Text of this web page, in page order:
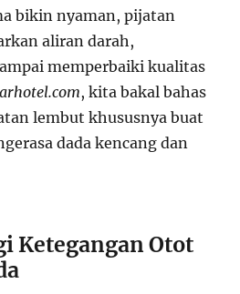
bikin nyaman, pijatan
aliran darah,
memperbaiki kualitas
, kita bakal bahas
lembut khususnya buat
dada kencang dan
Ketegangan Otot